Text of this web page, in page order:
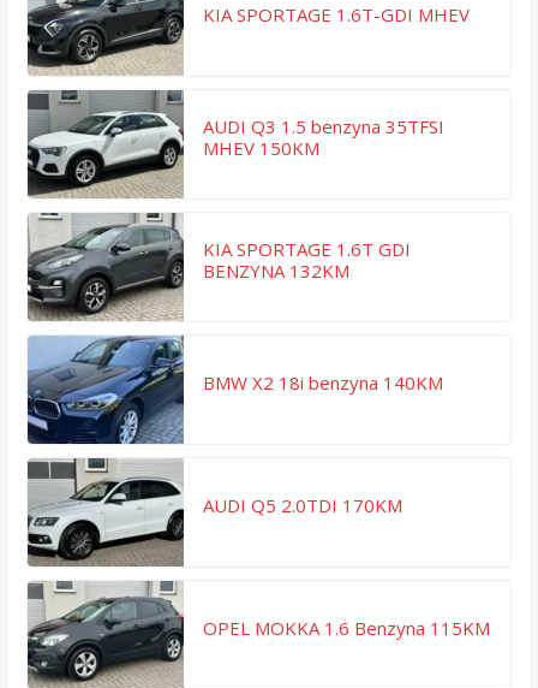
KIA SPORTAGE 1.6T-GDI MHEV
AUDI Q3 1.5 benzyna 35TFSI
MHEV 150KM
KIA SPORTAGE 1.6T GDI
BENZYNA 132KM
BMW X2 18i benzyna 140KM
AUDI Q5 2.0TDI 170KM
OPEL MOKKA 1.6 Benzyna 115KM